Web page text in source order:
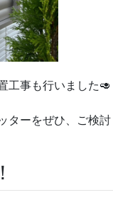
工事も行いました🥑
ターをぜひ、ご検